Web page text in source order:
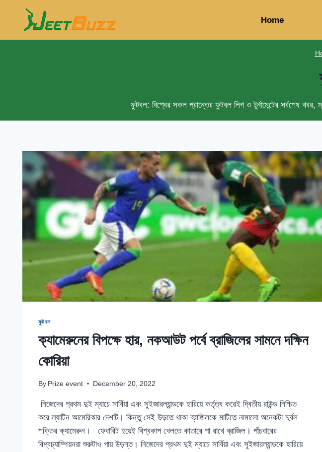
content
Home
ফুটবল: বিশ্বের সকল প্রান্তের ফুটবল লিগ ও টুর্নামেন্টের সর্বশেষ
ফুটবল
ক্যামেরুনের বিপক্ষে হার, নকআউট পর্বে ব্রাজিলের সামনে দক্ষিন
কোরিয়া
By Prize event December 20, 2022
নিজেদের প্রথম দুই ম্যাচে সার্বিয়া এবং সুইজারল্যান্ডকে হারিয়ে কর্তৃত্ব করেই দ্বিতীয় রাউন্ড নিশ্চিত
করে ল্যাটিন আমেরিকার দেশটি। কিন্তু সেই উড়তে থাকা ব্রাজিলকে মাটিতে নামালো অনেকটা দুর্বল
শক্তির ক্যামেরুন। ফেবারিট হয়েই বিশ্বকাপ খেলতে কাতারে পা রাখে ব্রাজিল। পাঁচবারের
বিশ্বচ্যাম্পিয়নরা শুরুটাও পায় উড়ন্ত। নিজেদের প্রথম দুই ম্যাচে সার্বিয়া এবং সুইজারল্যান্ডকে হারিয়ে